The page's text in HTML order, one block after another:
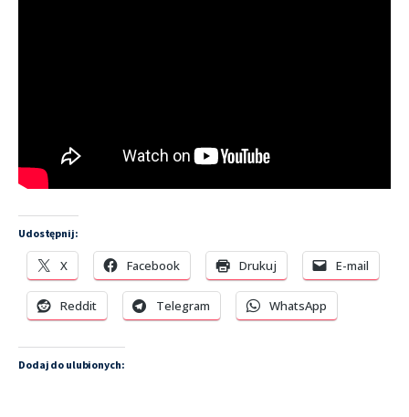
Udostępnij:
X Facebook Drukuj E-mail
Reddit Telegram WhatsApp
Dodaj do ulubionych: